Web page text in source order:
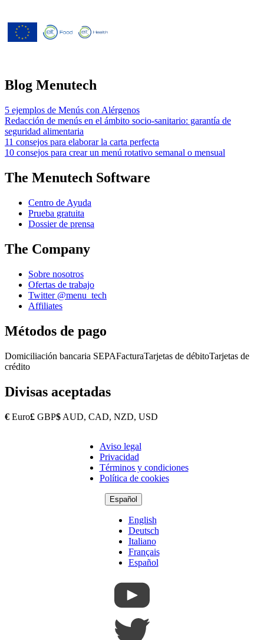
Blog Menutech
5 ejemplos de Menús con Alérgenos
Redacción de menús en el ámbito socio-sanitario: garantía de
seguridad alimentaria
11 consejos para elaborar la carta perfecta
10 consejos para crear un menú rotativo semanal o mensual
The Menutech Software
Centro de Ayuda
Prueba gratuita
Dossier de prensa
The Company
Sobre nosotros
Ofertas de trabajo
Twitter @menu_tech
Affiliates
Métodos de pago
Domiciliación bancaria SEPAFacturaTarjetas de débitoTarjetas de
crédito
Divisas aceptadas
€ Euro£ GBP$ AUD, CAD, NZD, USD
Copyright
Footer
Aviso legal
Privacidad
Términos y condiciones
Política de cookies
Español
English
Deutsch
Italiano
Français
Español